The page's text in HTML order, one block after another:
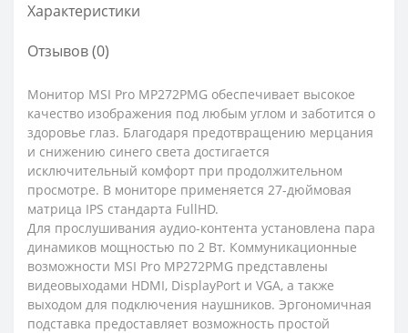
Характеристики
Отзывов (0)
Монитор MSI Pro MP272PMG обеспечивает высокое
качество изображения под любым углом и заботится о
здоровье глаз. Благодаря предотвращению мерцания
и снижению синего света достигается
исключительный комфорт при продолжительном
просмотре. В мониторе применяется 27-дюймовая
матрица IPS стандарта FullHD.
Для прослушивания аудио-контента установлена пара
динамиков мощностью по 2 Вт. Коммуникационные
возможности MSI Pro MP272PMG представлены
видеовыходами HDMI, DisplayPort и VGA, а также
выходом для подключения наушников. Эргономичная
подставка предоставляет возможность простой